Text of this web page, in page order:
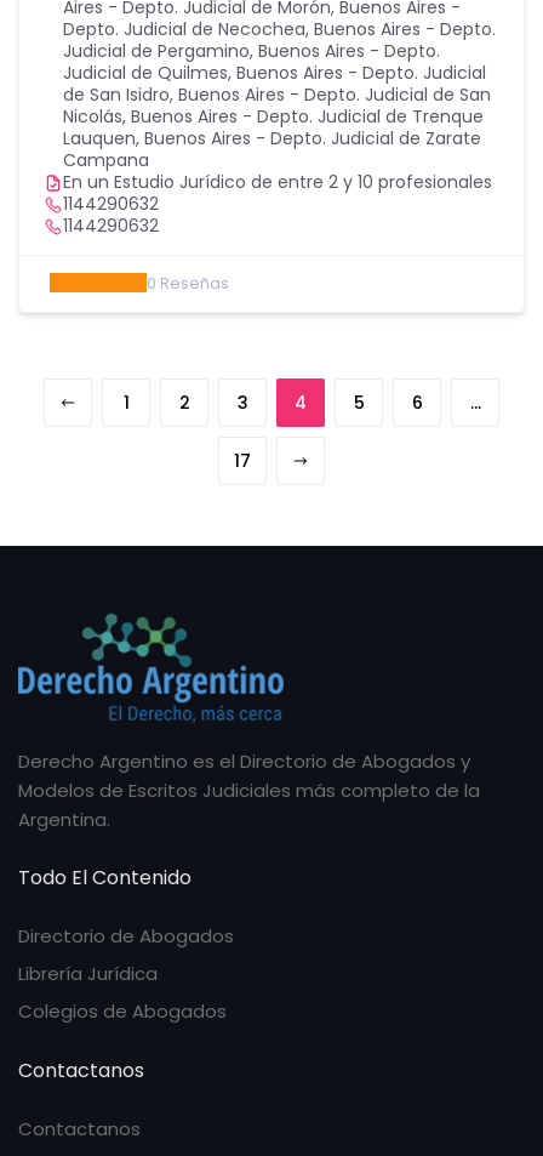
Aires - Depto. Judicial de Morón, Buenos Aires -
Depto. Judicial de Necochea, Buenos Aires - Depto.
Judicial de Pergamino, Buenos Aires - Depto.
Judicial de Quilmes, Buenos Aires - Depto. Judicial
de San Isidro, Buenos Aires - Depto. Judicial de San
Nicolás, Buenos Aires - Depto. Judicial de Trenque
Lauquen, Buenos Aires - Depto. Judicial de Zarate
Campana
En un Estudio Jurídico de entre 2 y 10 profesionales
1144290632
1144290632
0 Reseñas
1 2 3 4 5 6 …
17
Derecho Argentino es el Directorio de Abogados y
Modelos de Escritos Judiciales más completo de la
Argentina.
Todo El Contenido
Directorio de Abogados
Librería Jurídica
Colegios de Abogados
Contactanos
Contactanos